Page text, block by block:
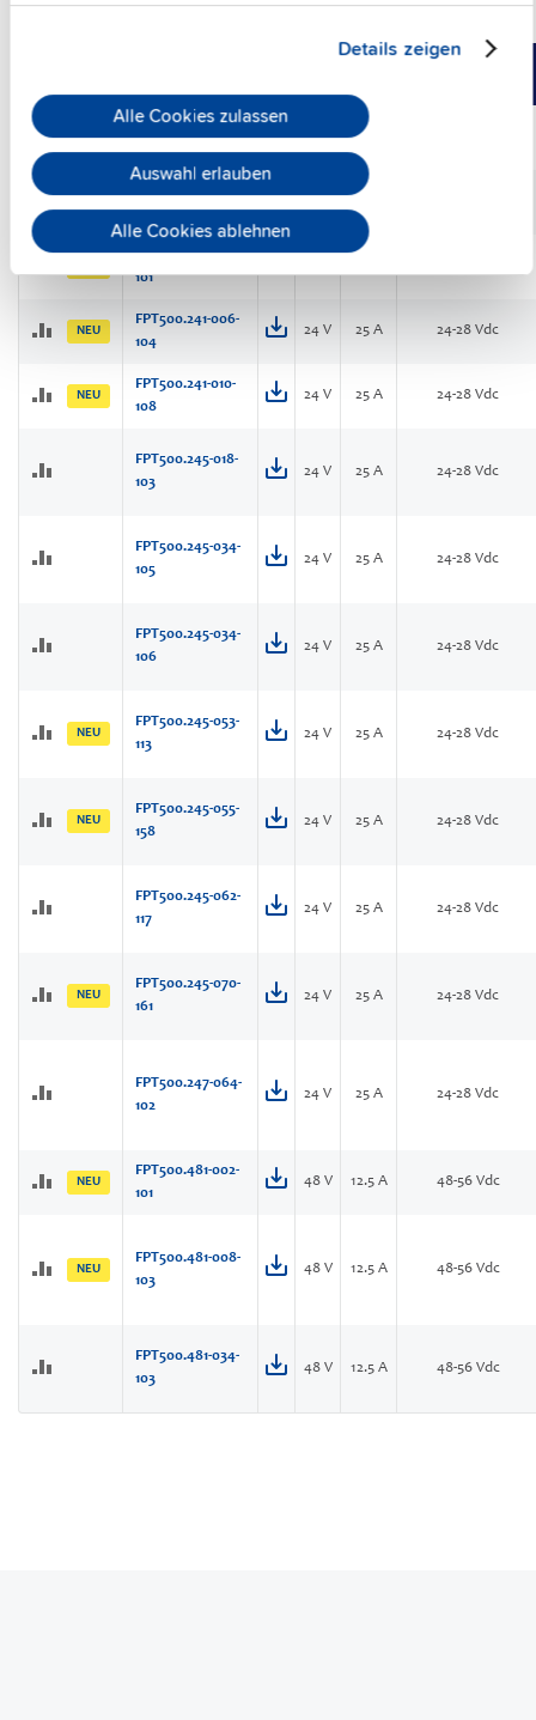
Details zeigen
Alle Cookies zulassen
Auswahl erlauben
Alle Cookies ablehnen
Einstellbereich
NEU
FPT300.242-002-
101
24 V 12.5 A
102
24 V
FPT500.241-002-
101
NEU
FPT500.241-006-
104
24 V 25 A 24-28 Vdc
NEU
FPT500.241-010-
108
24 V 25 A 24-28 Vdc
FPT500.245-018-
103
24 V 25 A 24-28 Vdc
FPT500.245-034-
105
24 V 25 A 24-28 Vdc
FPT500.245-034-
106
24 V 25 A 24-28 Vdc
NEU
FPT500.245-053-
113
24 V 25 A 24-28 Vdc
NEU
FPT500.245-055-
158
24 V 25 A 24-28 Vdc
FPT500.245-062-
117
24 V 25 A 24-28 Vdc
NEU
FPT500.245-070-
161
24 V 25 A 24-28 Vdc
FPT500.247-064-
102
24 V 25 A 24-28 Vdc
NEU
FPT500.481-002-
101
48 V 12.5 A 48-56 Vdc
NEU
FPT500.481-008-
103
48 V 12.5 A 48-56 Vdc
FPT500.481-034-
103
48 V 12.5 A 48-56 Vdc